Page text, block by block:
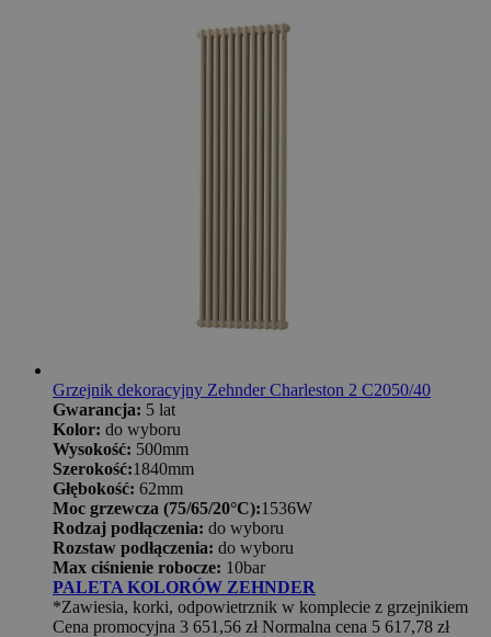
Grzejnik dekoracyjny Zehnder Charleston 2 C2050/40
Gwarancja: 5 lat
Kolor: do wyboru
Wysokość: 500mm
Szerokość:1840mm
Głębokość: 62mm
Moc grzewcza (75/65/20°C):1536W
Rodzaj podłączenia: do wyboru
Rozstaw podłączenia: do wyboru
Max ciśnienie robocze: 10bar
PALETA KOLORÓW ZEHNDER
*Zawiesia, korki, odpowietrznik w komplecie z grzejnikiem
Cena promocyjna 3 651,56 zł Normalna cena 5 617,78 zł